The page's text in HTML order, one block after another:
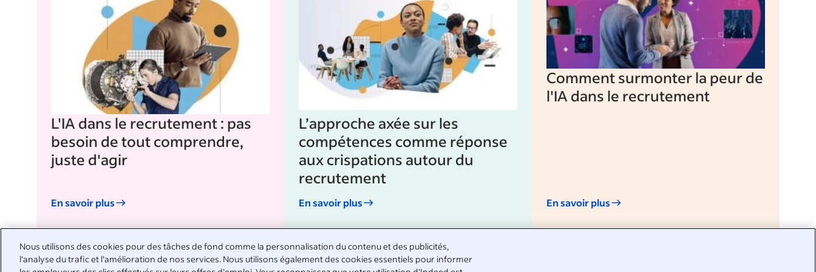
Nous utilisons des cookies pour des tâches de fond comme la personnalisation du contenu et des publicités,
l'analyse du trafic et l'amélioration de nos services. Nous utilisons également des cookies essentiels pour informer
L'IA dans le recrutement : pas
besoin de tout comprendre,
juste d'agir
En savoir plus
L’approche axée sur les
compétences comme réponse
aux crispations autour du
recrutement
En savoir plus
Comment surmonter la peur de
l'IA dans le recrutement
En savoir plus